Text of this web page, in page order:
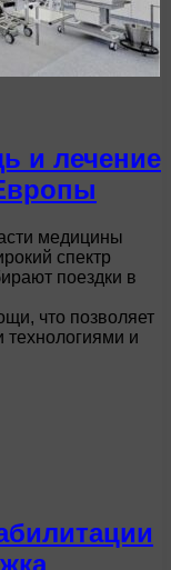
и лечение
медицины
спектр
поездки в
что позволяет
технологиями и